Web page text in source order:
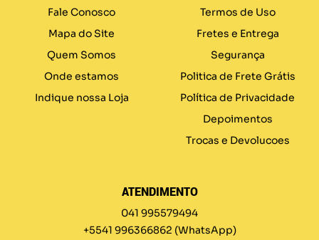
Fale Conosco
Mapa do Site
Quem Somos
Onde estamos
Indique nossa Loja
Termos de Uso
Fretes e Entrega
Segurança
Politica de Frete Grátis
Política de Privacidade
Depoimentos
Trocas e Devolucoes
ATENDIMENTO
041 995579494
+5541 996366862 (WhatsApp)